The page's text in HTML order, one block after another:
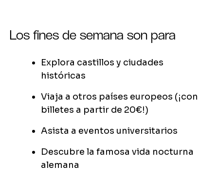
Los fines de semana son para
Explora castillos y ciudades
históricas
Viaja a otros países europeos (¡con
billetes a partir de 20€!)
Asista a eventos universitarios
Descubre la famosa vida nocturna
alemana